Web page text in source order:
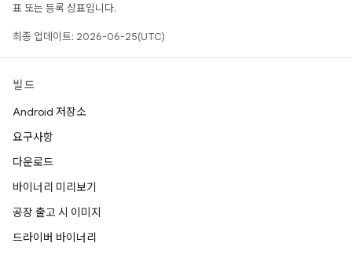
표 또는 등록 상표입니다.
최종 업데이트: 2026-06-25(UTC)
빌드
Android 저장소
요구사항
다운로드
바이너리 미리보기
공장 출고 시 이미지
드라이버 바이너리